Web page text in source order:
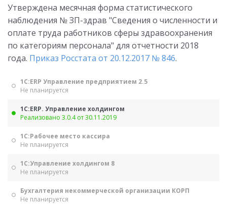
Утверждена месячная форма статистического
наблюдения № ЗП-здрав "Сведения о численности и
оплате труда работников сферы здравоохранения
по категориям персонала" для отчетности 2018
года. Приказ Росстата от 20.12.2017 № 846.
1С:ERP Управление предприятием 2.5
Не планируется
1С:ERP. Управление холдингом
Реализовано 3.0.4 от 30.11.2019
1С:Рабочее место кассира
Не планируется
1С:Управление холдингом 8
Не планируется
Бухгалтерия некоммерческой организации КОРП
Не планируется